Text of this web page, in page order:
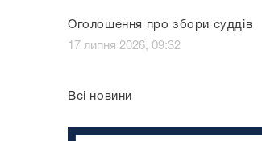
Оголошення про збори суддів
17 липня 2026, 09:32
Всі новини